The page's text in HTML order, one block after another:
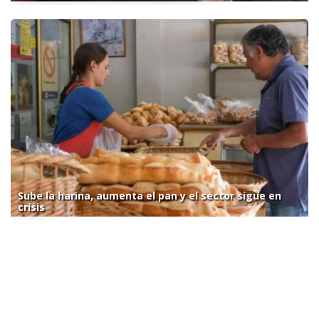
Sube la harina, aumenta el pan y el sector sigue en
crisis